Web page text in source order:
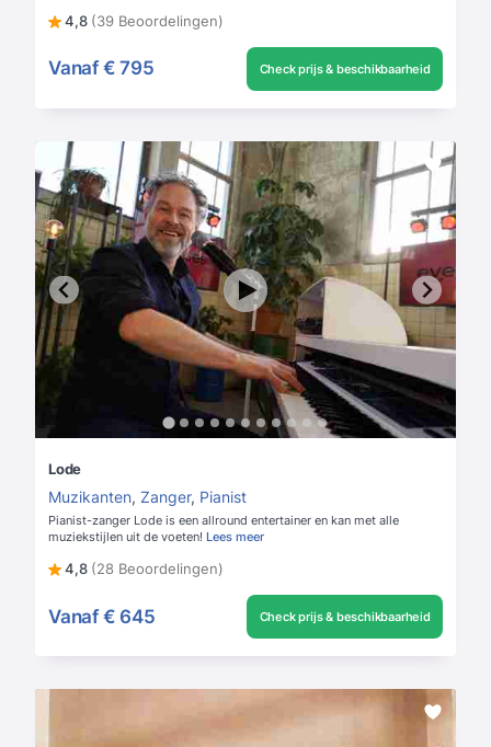
4,8 (39 Beoordelingen)
Vanaf € 795 Check prijs & beschikbaarheid
Lode
Muzikanten, Zanger, Pianist
Pianist-zanger Lode is een allround entertainer en kan met alle
muziekstijlen uit de voeten! Lees meer
4,8 (28 Beoordelingen)
Vanaf € 645 Check prijs & beschikbaarheid